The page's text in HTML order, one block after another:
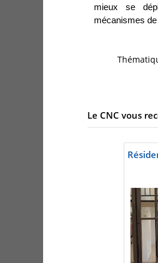
mieux se
mécanismes
Le CNC vous